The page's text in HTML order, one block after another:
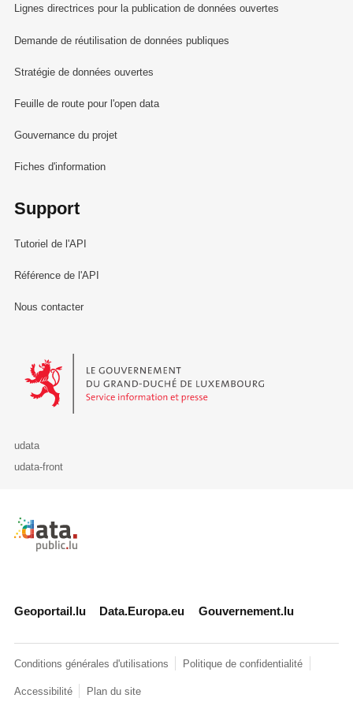
Lignes directrices pour la publication de données ouvertes
Demande de réutilisation de données publiques
Stratégie de données ouvertes
Feuille de route pour l'open data
Gouvernance du projet
Fiches d'information
Support
Tutoriel de l'API
Référence de l'API
Nous contacter
Le Gouvernement du Grand-Duché de Luxembourg - Service
udata
udata-front
Retour à l'accueil de data.public.lu
Geoportail.lu Data.Europa.eu Gouvernement.lu
Conditions générales d'utilisations Politique de confidentialité
Accessibilité Plan du site